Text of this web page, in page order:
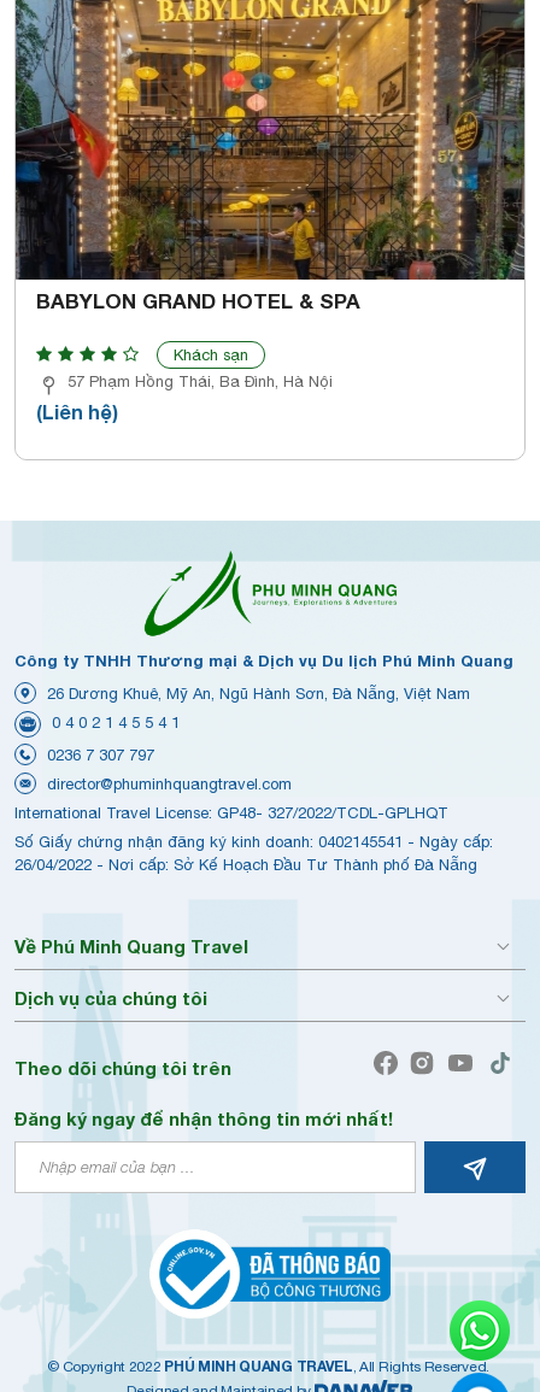
BABYLON GRAND HOTEL & SPA
Khách sạn
57 Phạm Hồng Thái, Ba Đình, Hà Nội
(Liên hệ)
Công ty TNHH Thương mại & Dịch vụ Du lịch Phú Minh Quang
26 Dương Khuê, Mỹ An, Ngũ Hành Sơn, Đà Nẵng, Việt Nam
0 4 0 2 1 4 5 5 4 1
0236 7 307 797
director@phuminhquangtravel.com
International Travel License: GP48- 327/2022/TCDL-GPLHQT
Số Giấy chứng nhận đăng ký kinh doanh: 0402145541 - Ngày cấp:
26/04/2022 - Nơi cấp: Sở Kế Hoạch Đầu Tư Thành phố Đà Nẵng
Về Phú Minh Quang Travel
Dịch vụ của chúng tôi
Theo dõi chúng tôi trên
Đăng ký ngay để nhận thông tin mới nhất!
© Copyright 2022 PHÚ MINH QUANG TRAVEL, All Rights Reserved.